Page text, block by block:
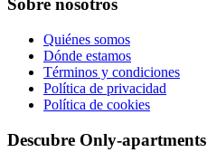
Sobre nosotros
Quiénes somos
Dónde estamos
Términos y condiciones
Política de privacidad
Política de cookies
Descubre Only-apartments